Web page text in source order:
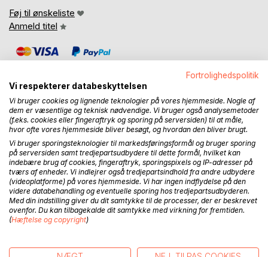
Føj til ønskeliste
Anmeld titel
BESKRIVELSE
H.C. Andersen var så letsindig, allerede i sin debutroman
FODREISE at spå, at han ville vende tilbage til Planeten
Jorden i År 2128 til 29. Forfatteren Henrik S. Holck har taget
Digteren på ordet. Oplev hvordan det så at sige lykkes for
Andersen at vende tilbage, og oplev en verden som er
blevet meget anderledes - miljøkatastrofer etc. truer ...
FORFATTER
Fortrolighedspolitik
Vi respekterer databeskyttelsen
Vi bruger cookies og lignende teknologier på vores hjemmeside. Nogle af
dem er væsentlige og teknisk nødvendige. Vi bruger også analysemetoder
(f.eks. cookies eller fingeraftryk og sporing på serversiden) til at måle,
hvor ofte vores hjemmeside bliver besøgt, og hvordan den bliver brugt.
Vi bruger sporingsteknologier til markedsføringsformål og bruger sporing
på serversiden samt tredjepartsudbydere til dette formål, hvilket kan
indebære brug af cookies, fingeraftryk, sporingspixels og IP-adresser på
tværs af enheder. Vi indlejrer også tredjepartsindhold fra andre udbydere
(videoplatforme) på vores hjemmeside. Vi har ingen indflydelse på den
videre databehandling og eventuelle sporing hos tredjepartsudbyderen.
Med din indstilling giver du dit samtykke til de processer, der er beskrevet
ovenfor. Du kan tilbagekalde dit samtykke med virkning for fremtiden.
(Hæftelse og copyright)